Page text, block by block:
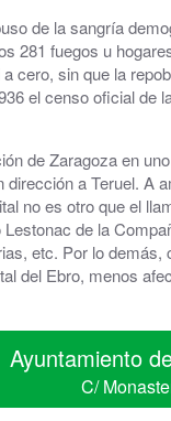
de la sangría
281 fuegos u
cero, sin que la
el censo oficial
de Zaragoza en
a Teruel.
no es otro que el
de la
etc. Por lo
del Ebro, menos
Ayuntamiento
C/
50410 Cuarte